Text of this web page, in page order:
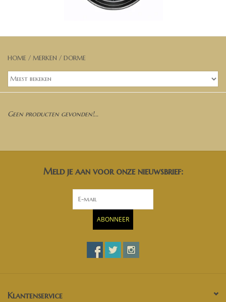
Bartafels
Banken, stoelen &
(Bar)krukken
Plantenbakken
HOME / MERKEN / DORME
Geen producten gevonden!...
Meld je aan voor onze nieuwsbrief:
ABONNEER
Klantenservice